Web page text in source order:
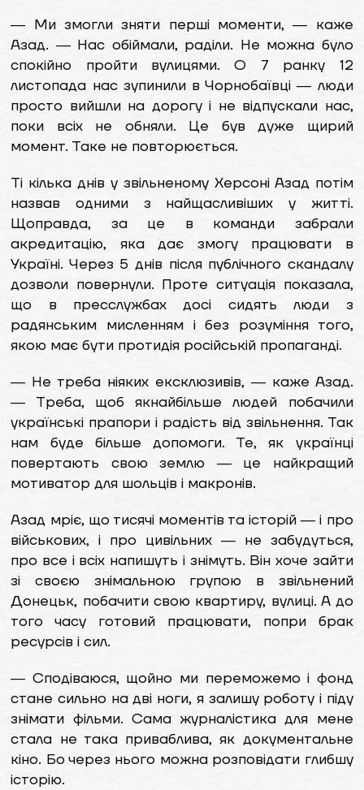
― Ми змогли зняти перші моменти, ― каже
Азад. ― Нас обіймали, раділи. Не можна було
спокійно пройти вулицями. О 7 ранку 12
листопада нас зупинили в Чорнобаївці ― люди
просто вийшли на дорогу і не відпускали нас,
поки всіх не обняли. Це був дуже щирий
момент. Таке не повторюється.
Ті кілька днів у звільненому Херсоні Азад потім
назвав одними з найщасливіших у житті.
Щоправда, за це в команди забрали
акредитацію, яка дає змогу працювати в
Україні. Через 5 днів після публічного скандалу
дозволи повернули. Проте ситуація показала,
що в пресслужбах досі сидять люди з
радянським мисленням і без розуміння того,
якою має бути протидія російській пропаганді.
― Не треба ніяких ексклюзивів, ― каже Азад.
― Треба, щоб якнайбільше людей побачили
українські прапори і радість від звільнення. Так
нам буде більше допомоги. Те, як українці
повертають свою землю ― це найкращий
мотиватор для шольців і макронів.
Азад мріє, що тисячі моментів та історій ― і про
військових, і про цивільних ― не забудуться,
про все і всіх напишуть і знімуть. Він хоче зайти
зі своєю знімальною групою в звільнений
Донецьк, побачити свою квартиру, вулиці. А до
того часу готовий працювати, попри брак
ресурсів і сил.
― Сподіваюся, щойно ми переможемо і фонд
стане сильно на дві ноги, я залишу роботу і піду
знімати фільми. Сама журналістика для мене
стала не така приваблива, як документальне
кіно. Бо через нього можна розповідати глибшу
історію.